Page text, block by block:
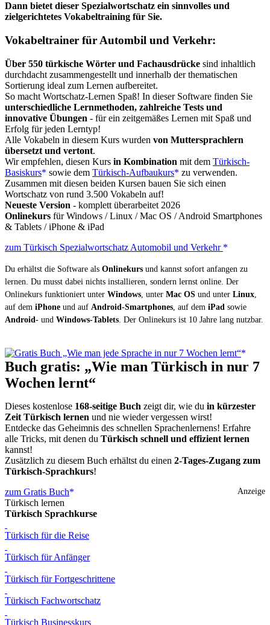
Dann bietet dieser Spezialwortschatz ein sinnvolles und
zielgerichtetes Vokabeltraining für Sie.
Vokabeltrainer für Autombil und Verkehr:
Über 550 türkische Wörter und Fachausdrücke sind inhaltlich
durchdacht zusammengestellt und innerhalb der thematischen
Sortierung ideal zum Lernen aufbereitet.
So macht Wortschatz-Lernen Spaß! In dieser Software finden Sie
unterschiedliche Lernmethoden, zahlreiche Tests und
innovative Übungen - für ein zeitgemäßes Lernen mit Spaß und
Erfolg für jeden Lerntyp!
Alle Vokabeln in diesem Kurs wurden von Muttersprachlern
übersetzt und vertont.
Wir empfehlen, diesen Kurs in Kombination mit dem Türkisch-
Basiskurs
sowie dem Türkisch-Aufbaukurs
zu verwenden.
Zusammen mit diesen beiden Kursen bauen Sie sich einen
Wortschatz von rund 3.500 Vokabeln auf!
Neueste Version - komplett überarbeitet 2026
Onlinekurs für Windows / Linux / Mac OS / Android Smartphones
& Tablets / iPhone & iPad
zum Türkisch Spezialwortschatz Automobil und Verkehr
Du erhältst die Software als Onlinekurs und kannst sofort anfangen zu
lernen. Du musst dabei nichts installieren, sondern lernst online. Der
Onlinekurs funktioniert unter Windows , unter Mac OS und unter Linux
auf dem iPhone und auf Android-Smartphones , auf dem iPad sowie
Android- und Windows-Tablets . Der Onlinekurs ist 10 Jahre lang nutzbar.
Buch gratis: „Wie man Türkisch in nur 7
Wochen lernt“
Dieses kostenlose 168-seitige Buch zeigt dir, wie du in kürzester
Zeit Türkisch lernen und nie wieder vergessen wirst!
Entdecke das Geheimnis des schnellen Sprachenlernens! Erfahre
alle Tricks, mit denen du Türkisch schnell und effizient lernen
kannst!
Zusätzlich zu diesem Buch erhältst du einen 2-Tages-Zugang zum
Türkisch-Sprachkurs!
Anzeige
zum Gratis Buch
Türkisch lernen
Türkisch Sprachkurse
Türkisch für die Reise
Türkisch für Anfänger
Türkisch für Fortgeschrittene
Türkisch Fachwortschatz
Türkisch Businesskurs